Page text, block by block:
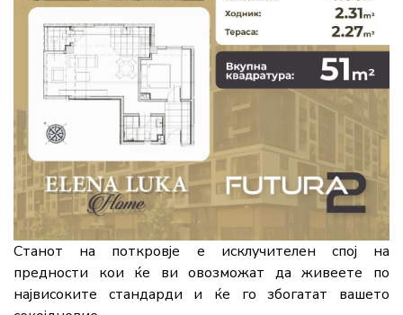
Станот на поткровје е исклучителен спој на
предности кои ќе ви овозможат да живеете по
највисоките стандарди и ќе го збогатат вашето